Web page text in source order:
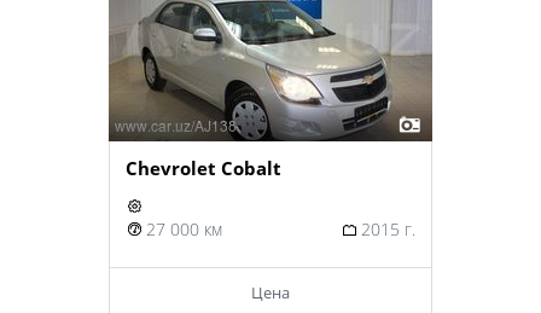
Chevrolet Cobalt
27 000 км 2015 г.
Цена